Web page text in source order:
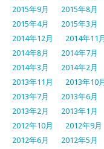
2015年9月
2015年8月
2015年4月
2015年3月
2014年12月
2014年11
2014年8月
2014年7月
2014年3月
2014年2月
2013年11月
2013年10
2013年7月
2013年6月
2013年2月
2013年1月
2012年10月
2012年9月
2012年6月
2012年5月